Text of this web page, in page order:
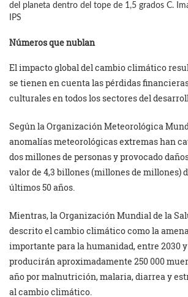
del planeta dentro del tope de 1,5 grados C.
IPS
Números que nublan
El impacto global del cambio climático
se tienen en cuenta las pérdidas
culturales en todos los sectores del
Según la Organización Meteorológica
anomalías meteorológicas extremas han
dos millones de personas y provocado
valor de 4,3 billones (millones de millones)
últimos 50 años.
Mientras, la Organización Mundial de la
descrito el cambio climático como la
importante para la humanidad, entre 2030 y
producirán aproximadamente 250 000
año por malnutrición, malaria, diarrea y
al cambio climático.